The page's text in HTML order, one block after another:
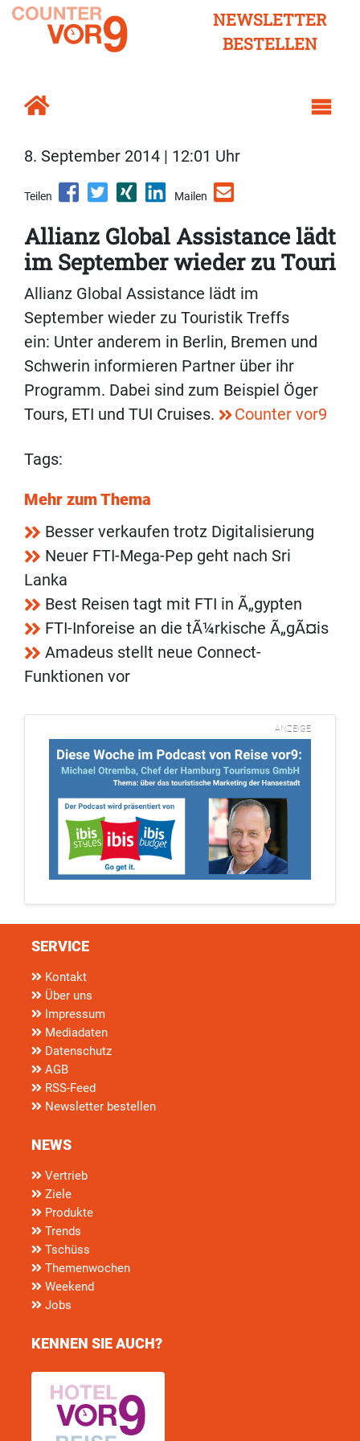
NEWSLETTER
BESTELLEN
8. September 2014 | 12:01 Uhr
Teilen Mailen
Allianz Global Assistance lädt
im September wieder zu Touri
Allianz Global Assistance lädt im
September wieder zu Touristik Treffs
ein: Unter anderem in Berlin, Bremen und
Schwerin informieren Partner über ihr
Programm. Dabei sind zum Beispiel Öger
Tours, ETI und TUI Cruises.
Counter vor9
Tags:
Mehr zum Thema
Besser verkaufen trotz Digitalisierung
Neuer FTI-Mega-Pep geht nach Sri
Lanka
Best Reisen tagt mit FTI in Ã„gypten
FTI-Inforeise an die tÃ¼rkische Ã„gÃ¤is
Amadeus stellt neue Connect-
Funktionen vor
ANZEIGE
SERVICE
Kontakt
Über uns
Impressum
Mediadaten
Datenschutz
AGB
RSS-Feed
Newsletter bestellen
NEWS
Vertrieb
Ziele
Produkte
Trends
Tschüss
Themenwochen
Weekend
Jobs
KENNEN SIE AUCH?